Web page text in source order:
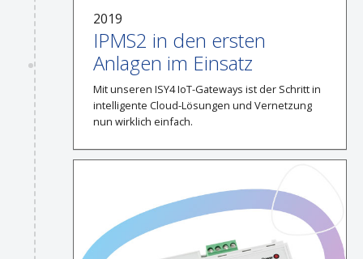
2019
IPMS2 in den ersten
Anlagen im Einsatz
Mit unseren ISY4 IoT-Gateways ist der Schritt in
intelligente Cloud-Lösungen und Vernetzung
nun wirklich einfach.